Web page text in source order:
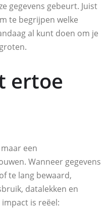
gegevens gebeurt. Juist
te begrijpen welke
al kunt doen om je
ertoe
een
Wanneer gegevens
te lang bewaard,
datalekken en
is reëel: